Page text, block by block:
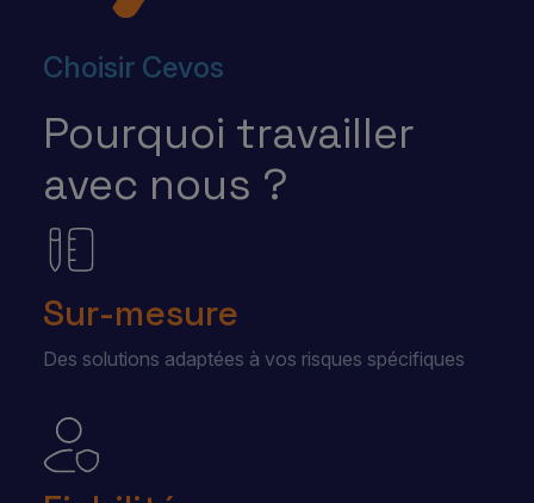
Choisir Cevos
Pourquoi travailler
avec nous ?
Sur-mesure
Des solutions adaptées à vos risques spécifiques